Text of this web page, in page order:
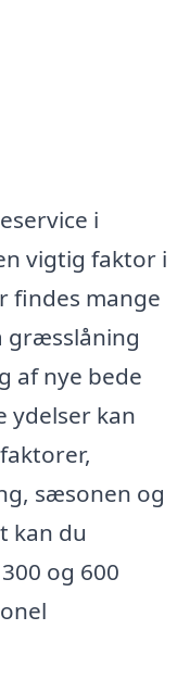
i
vigtig faktor i
findes mange
græsslåning
af nye bede
ydelser kan
sæsonen og
kan du
og 600